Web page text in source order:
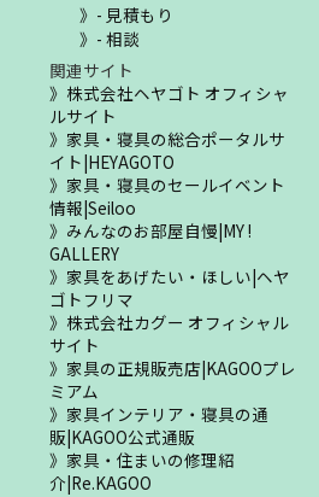
- 見積もり
- 相談
関連サイト
株式会社ヘヤゴト オフィシャ
ルサイト
家具・寝具の総合ポータルサ
イト|HEYAGOTO
家具・寝具のセールイベント
情報|Seiloo
みんなのお部屋自慢|MY !
GALLERY
家具をあげたい・ほしい|ヘヤ
ゴトフリマ
株式会社カグー オフィシャル
サイト
家具の正規販売店|KAGOOプレ
ミアム
家具インテリア・寝具の通
販|KAGOO公式通販
家具・住まいの修理紹
介|Re.KAGOO